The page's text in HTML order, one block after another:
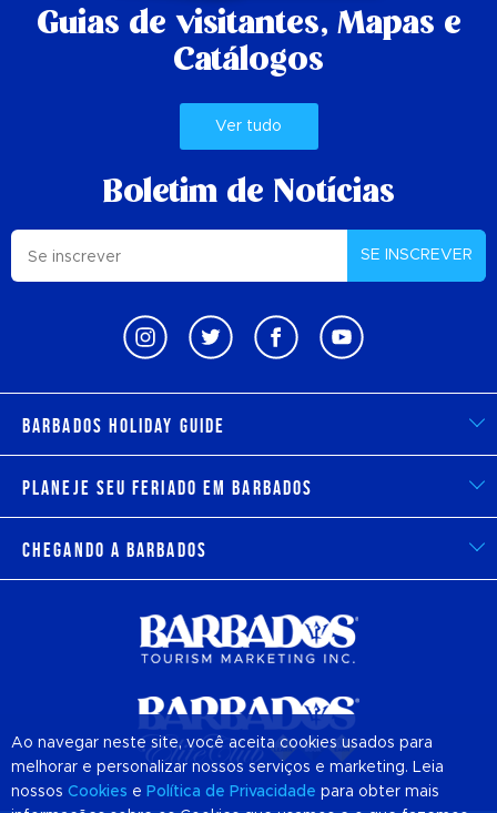
Guias de visitantes, Mapas e
Catálogos
Ver tudo
Boletim de Notícias
SE INSCREVER
Barbados Holiday Guide
Planeje seu feriado em Barbados
Chegando a Barbados
Ao navegar neste site, você aceita cookies usados para
melhorar e personalizar nossos serviços e marketing. Leia
nossos Cookies e Política de Privacidade para obter mais